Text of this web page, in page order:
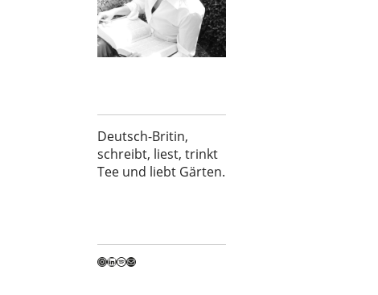
Deutsch-Britin,
schreibt, liest, trinkt
Tee und liebt Gärten.
Instagram
LinkedIn
Spotify
E-Mail